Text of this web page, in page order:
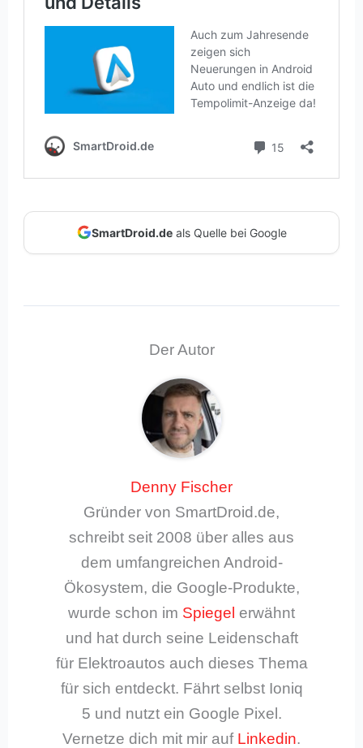
SmartDroid.deals Quelle bei Google
Der Autor
Denny Fischer
Gründer von SmartDroid.de,
schreibt seit 2008 über alles aus
dem umfangreichen Android-
Ökosystem, die Google-Produkte,
wurde schon im Spiegel erwähnt
und hat durch seine Leidenschaft
für Elektroautos auch dieses Thema
für sich entdeckt. Fährt selbst Ioniq
5 und nutzt ein Google Pixel.
Vernetze dich mit mir auf Linkedin.